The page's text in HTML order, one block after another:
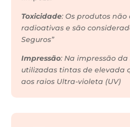
Toxicidade: Os produtos
radioativas e são
Seguros”
Impressão: Na impressão
utilizadas tintas de elevada
aos raios Ultra-violeta (UV)